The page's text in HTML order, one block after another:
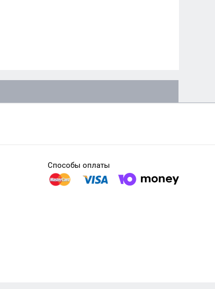
Способы оплаты